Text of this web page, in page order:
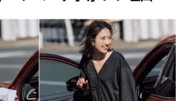
【極
上の
家族
旅】
を
スト
ア2
7/2
9～
＜東
京編
＞